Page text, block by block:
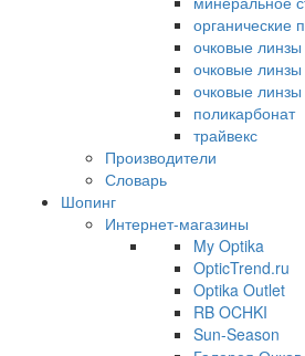
органические
очковые
очковые линзы
очковые линзы
поликарбонат
трайвекс
Производители
Словарь
Шопинг
Интернет-магазины
My Optika
OpticTrend.ru
Optika Outlet
RB OCHKI
Sun-Season